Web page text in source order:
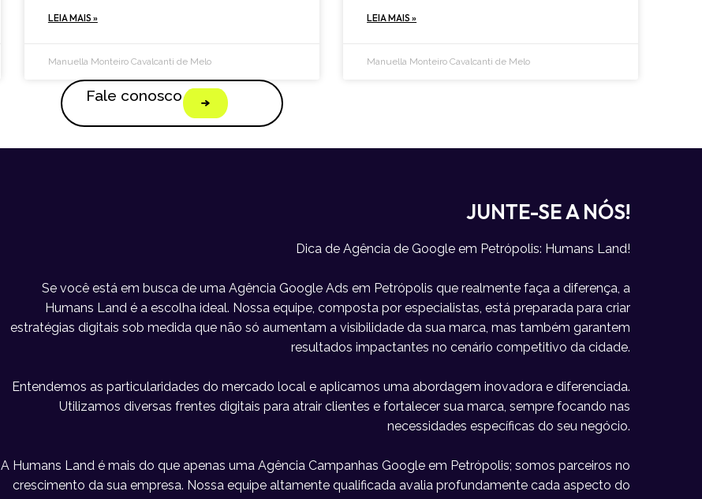
LEIA MAIS »
Manuella Monteiro Cavalcanti de Melo
LEIA MAIS »
Manuella Monteiro Cavalcanti de Melo
Fale conosco
JUNTE-SE A NÓS!
Dica de Agência de Google em Petrópolis: Humans Land!
Se você está em busca de uma Agência Google Ads em Petrópolis que realmente faça a diferença, a
Humans Land é a escolha ideal. Nossa equipe, composta por especialistas, está preparada para criar
estratégias digitais sob medida que não só aumentam a visibilidade da sua marca, mas também garantem
resultados impactantes no cenário competitivo da cidade.
Entendemos as particularidades do mercado local e aplicamos uma abordagem inovadora e diferenciada.
Utilizamos diversas frentes digitais para atrair clientes e fortalecer sua marca, sempre focando nas
necessidades específicas do seu negócio.
A Humans Land é mais do que apenas uma Agência Campanhas Google em Petrópolis; somos parceiros no
crescimento da sua empresa. Nossa equipe altamente qualificada avalia profundamente cada aspecto do